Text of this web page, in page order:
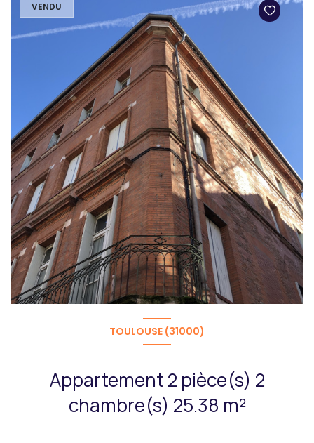
VENDU
TOULOUSE (31000)
Appartement 2 pièce(s) 2
chambre(s) 25.38 m²